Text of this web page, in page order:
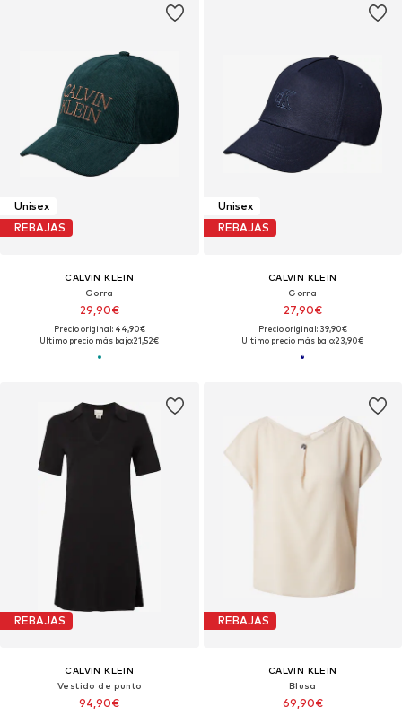
Unisex
REBAJAS
CALVIN KLEIN
Gorra
29,90€
Precio original: 44,90€
Último precio más bajo:21,52€
Unisex
REBAJAS
CALVIN KLEIN
Gorra
27,90€
Precio original: 39,90€
Último precio más bajo:23,90€
REBAJAS
CALVIN KLEIN
Vestido de punto
94,90€
REBAJAS
CALVIN KLEIN
Blusa
69,90€